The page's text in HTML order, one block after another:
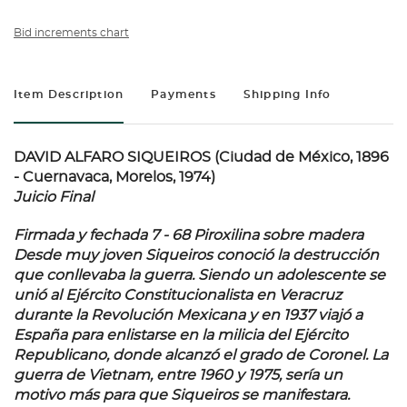
Bid increments chart
Item Description Payments Shipping Info
DAVID ALFARO SIQUEIROS (Ciudad de México, 1896
- Cuernavaca, Morelos, 1974)
Juicio Final
Firmada y fechada 7 - 68 Piroxilina sobre madera
Desde muy joven Siqueiros conoció la destrucción
que conllevaba la guerra. Siendo un adolescente se
unió al Ejército Constitucionalista en Veracruz
durante la Revolución Mexicana y en 1937 viajó a
España para enlistarse en la milicia del Ejército
Republicano, donde alcanzó el grado de Coronel. La
guerra de Vietnam, entre 1960 y 1975, sería un
motivo más para que Siqueiros se manifestara.